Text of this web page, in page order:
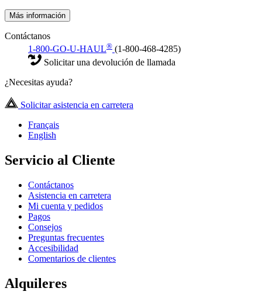
Más información
Contáctanos
1-800-GO-U-HAUL® (1-800-468-4285)
Solicitar una devolución de llamada
¿Necesitas ayuda?
Solicitar asistencia en carretera
Français
English
Servicio al Cliente
Contáctanos
Asistencia en carretera
Mi cuenta y pedidos
Pagos
Consejos
Preguntas frecuentes
Accesibilidad
Comentarios de clientes
Alquileres